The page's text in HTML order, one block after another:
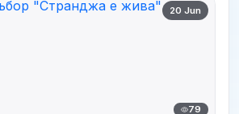
20 Jun
79